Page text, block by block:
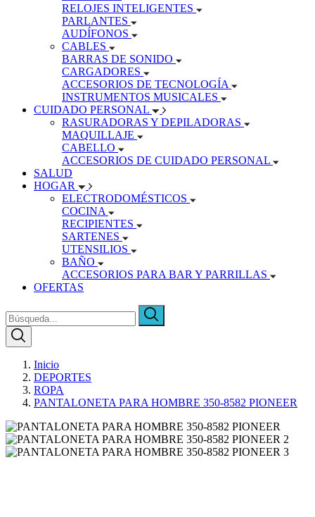
RELOJES INTELIGENTES
PARLANTES
AUDÍFONOS
CABLES
BARRAS DE SONIDO
CARGADORES
ACCESORIOS DE TECNOLOGÍA
INSTRUMENTOS MUSICALES
CUIDADO PERSONAL
RASURADORAS Y DEPILADORAS
MAQUILLAJE
CABELLO
ACCESORIOS DE CUIDADO PERSONAL
SALUD
HOGAR
ELECTRODOMÉSTICOS
COCINA
RECIPIENTES
SARTENES
UTENSILIOS
BAÑO
ACCESORIOS PARA BAR Y PARRILLAS
OFERTAS
Inicio
DEPORTES
ROPA
PANTALONETA PARA HOMBRE 350-8582 PIONEER